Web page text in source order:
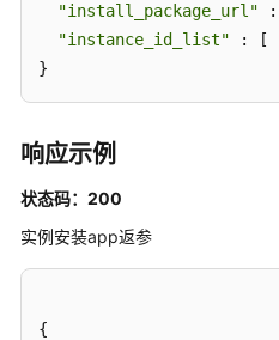
"install_package_url" :
"instance_id_list" : [
}
响应示例
状态码：200
实例安装app返参
{